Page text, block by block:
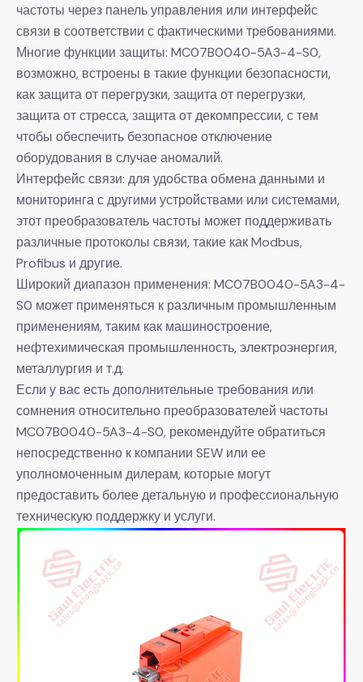
частоты через панель управления или интерфейс
связи в соответствии с фактическими требованиями.
Многие функции защиты: MC07B0040-5A3-4-S0,
возможно, встроены в такие функции безопасности,
как защита от перегрузки, защита от перегрузки,
защита от стресса, защита от декомпрессии, с тем
чтобы обеспечить безопасное отключение
оборудования в случае аномалий.
Интерфейс связи: для удобства обмена данными и
мониторинга с другими устройствами или системами,
этот преобразователь частоты может поддерживать
различные протоколы связи, такие как Modbus,
Profibus и другие.
Широкий диапазон применения: MC07B0040-5A3-4-
S0 может применяться к различным промышленным
применениям, таким как машиностроение,
нефтехимическая промышленность, электроэнергия,
металлургия и т.д.
Если у вас есть дополнительные требования или
сомнения относительно преобразователей частоты
MC07B0040-5A3-4-S0, рекомендуйте обратиться
непосредственно к компании SEW или ее
уполномоченным дилерам, которые могут
предоставить более детальную и профессиональную
техническую поддержку и услуги.